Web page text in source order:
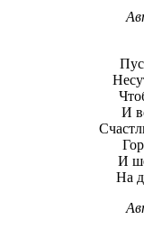
И
И
На